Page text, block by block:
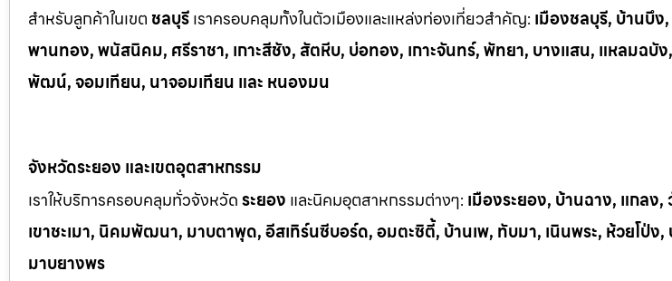
สำหรับลูกค้าในเขต ชลบุรีเราครอบคลุมทั้งในตัวเมืองและแหล่งท่องเที่ยวสำคัญ: เมืองชลบุรี, บ้านบึ
พานทอง, พนัสนิคม, ศรีราชา, เกาะสีชัง, สัตหีบ, บ่อทอง, เกาะจันทร์, พัทยา, บางแสน, แหลมฉบั
พัฒน์, จอมเทียน, นาจอมเทียน และ หนองมน
จังหวัดระยอง และเขตอุตสาหกรรม
เราให้บริการครอบคลุมทั่วจังหวัดระยอง และนิคมอุตสาหกรรมต่างๆ: เมืองระยอง, บ้านฉาง, แกล
เขาชะเมา, นิคมพัฒนา, มาบตาพุด, อีสเทิร์นซีบอร์ด, อมตะซิตี้, บ้านเพ, ทับมา, เนินพระ, หวยโป่ง,
มาบยางพร